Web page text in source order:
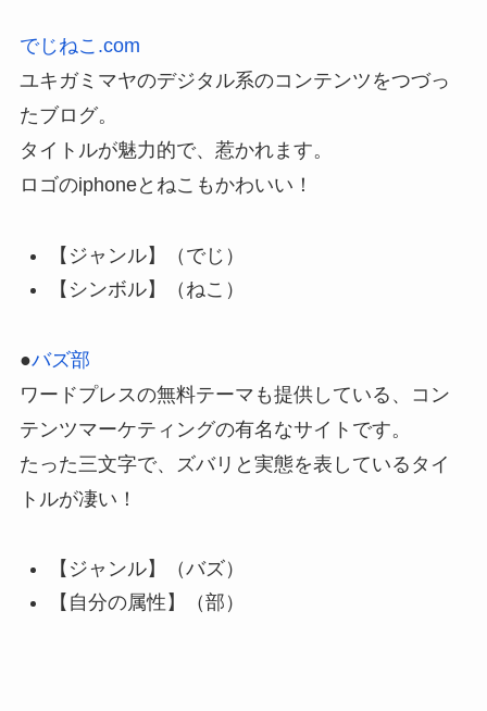
でじねこ.com
ユキガミマヤのデジタル系のコンテンツをつづっ
たブログ。
タイトルが魅力的で、惹かれます。
ロゴのiphoneとねこもかわいい！
【ジャンル】（でじ）
【シンボル】（ねこ）
●バズ部
ワードプレスの無料テーマも提供している、コン
テンツマーケティングの有名なサイトです。
たった三文字で、ズバリと実態を表しているタイ
トルが凄い！
【ジャンル】（バズ）
【自分の属性】（部）